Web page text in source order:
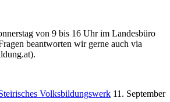
von 9 bis 16 Uhr im Landesbüro
beantworten wir gerne auch via
Volksbildungswerk 11. September